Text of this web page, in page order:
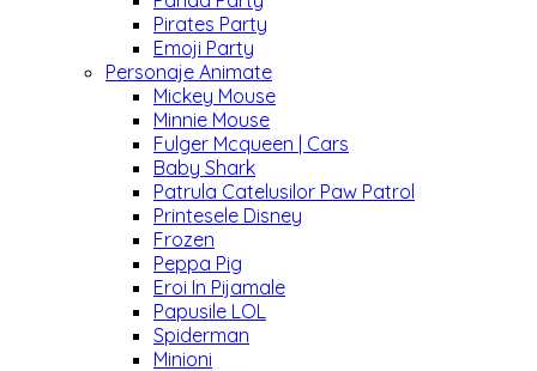
Pirates Party
Emoji Party
Personaje Animate
Mickey Mouse
Minnie Mouse
Fulger Mcqueen | Cars
Baby Shark
Patrula Catelusilor Paw Patrol
Printesele Disney
Frozen
Peppa Pig
Eroi In Pijamale
Papusile LOL
Spiderman
Minioni